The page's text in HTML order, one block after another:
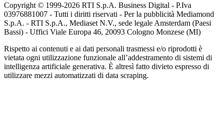
Copyright © 1999-2026 RTI S.p.A. Business Digital - P.Iva
03976881007 - Tutti i diritti riservati - Per la pubblicità Mediamond
S.p.A. - RTI S.p.A., Mediaset N.V., sede legale Amsterdam (Paesi
Bassi) - Uffici Viale Europa 46, 20093 Cologno Monzese (MI)
Rispetto ai contenuti e ai dati personali trasmessi e/o riprodotti è
vietata ogni utilizzazione funzionale all’addestramento di sistemi di
intelligenza artificiale generativa. È altresì fatto divieto espresso di
utilizzare mezzi automatizzati di data scraping.